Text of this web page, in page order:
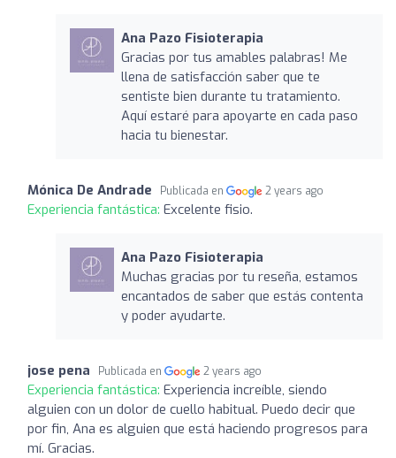
Ana Pazo Fisioterapia
Gracias por tus amables palabras! Me
llena de satisfacción saber que te
sentiste bien durante tu tratamiento.
Aquí estaré para apoyarte en cada paso
hacia tu bienestar.
Mónica De Andrade Publicada en 2 years ago
Experiencia fantástica: Excelente fisio.
Ana Pazo Fisioterapia
Muchas gracias por tu reseña, estamos
encantados de saber que estás contenta
y poder ayudarte.
jose pena Publicada en 2 years ago
Experiencia fantástica: Experiencia increíble, siendo
alguien con un dolor de cuello habitual. Puedo decir que
por fin, Ana es alguien que está haciendo progresos para
mí. Gracias.